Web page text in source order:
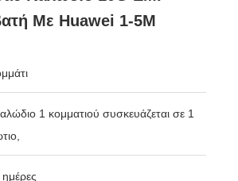
Με Huawei 1-5M
1 κομματιού συσκευάζεται σε 1